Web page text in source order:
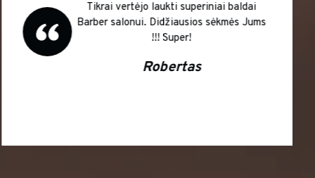
Tikrai vertėjo laukti superiniai baldai
Barber salonui. Didžiausios sėkmės Jums
!!! Super!
Robertas